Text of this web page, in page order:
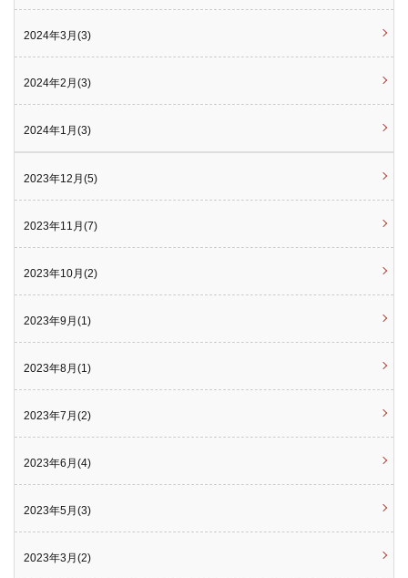
2024年3月(3)
2024年2月(3)
2024年1月(3)
2023年12月(5)
2023年11月(7)
2023年10月(2)
2023年9月(1)
2023年8月(1)
2023年7月(2)
2023年6月(4)
2023年5月(3)
2023年3月(2)